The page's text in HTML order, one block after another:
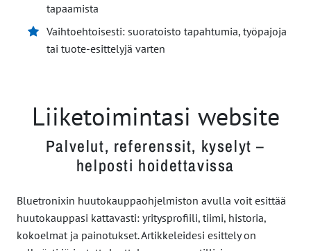
tapaamista
Vaihtoehtoisesti: suoratoisto tapahtumia, työpajoja
tai tuote-esittelyjä varten
Liiketoimintasi website
Palvelut, referenssit, kyselyt –
helposti hoidettavissa
Bluetronixin huutokauppaohjelmiston avulla voit esittää
huutokauppasi kattavasti: yritysprofiili, tiimi, historia,
kokoelmat ja painotukset. Artikkeleidesi esittely on